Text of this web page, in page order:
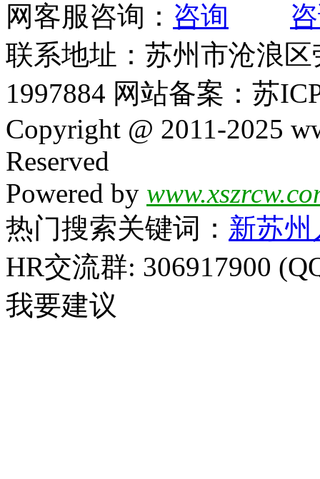
网客服咨询：
联系地址：苏州市沧浪
1997884 网站备案：苏
Copyright @ 2011-2025
Reserved
Powered by
热门搜索关键词： 新苏
HR交流群: 306917900
我要建议